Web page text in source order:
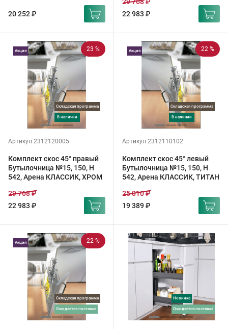
20 252 ₽ 22 983 ₽
23 %
Складская программа
в наличии
Акция
Артикул 2312120005
Комплект скос 45° правый
Бутылочница №15, 150, H
542, Арена КЛАССИК, ХРОМ
22 983 ₽
29 768 ₽
22 %
Складская программа
в наличии
Акция
Артикул 2312110102
Комплект скос 45° левый
Бутылочница №15, 150, H
542, Арена КЛАССИК, ТИТАН
19 389 ₽
25 010 ₽
22 %
Складская программа
ожидается поставка
Акция
Новинка
ожидается поставка